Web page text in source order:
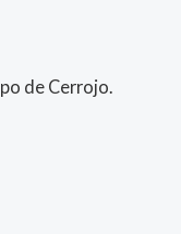
de Cerrojo.